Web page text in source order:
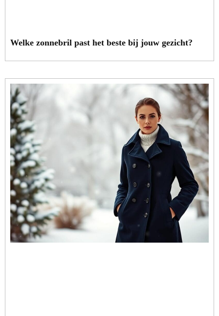
Welke zonnebril past het beste bij jouw gezicht?